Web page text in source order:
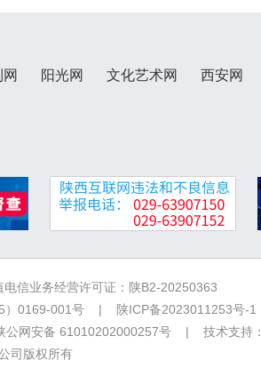
阳光网 文化艺术网 西安网
信业务经营许可证：陕B2-20250363
）0169-001号 | 陕ICP备2023011253号-1
公网安备 61010202000257号 | 技术支持：
司版权所有